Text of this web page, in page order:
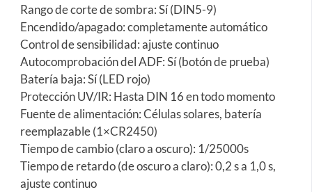
Rango de corte de sombra: Sí (DIN5-9)
Encendido/apagado: completamente automático
Control de sensibilidad: ajuste continuo
Autocomprobación del ADF: Sí (botón de prueba)
Batería baja: Sí (LED rojo)
Protección UV/IR: Hasta DIN 16 en todo momento
Fuente de alimentación: Células solares, batería
reemplazable (1×CR2450)
Tiempo de cambio (claro a oscuro): 1/25000s
Tiempo de retardo (de oscuro a claro): 0,2 s a 1,0 s,
ajuste continuo